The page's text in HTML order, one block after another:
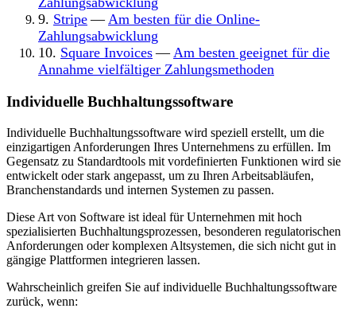
9. Stripe —Am besten für die Online-
Zahlungsabwicklung
10. Square Invoices —Am besten geeignet für die
Annahme vielfältiger Zahlungsmethoden
Individuelle Buchhaltungssoftware
Individuelle Buchhaltungssoftware wird speziell erstellt, um die
einzigartigen Anforderungen Ihres Unternehmens zu erfüllen. Im
Gegensatz zu Standardtools mit vordefinierten Funktionen wird sie
entwickelt oder stark angepasst, um zu Ihren Arbeitsabläufen,
Branchenstandards und internen Systemen zu passen.
Diese Art von Software ist ideal für Unternehmen mit hoch
spezialisierten Buchhaltungsprozessen, besonderen regulatorischen
Anforderungen oder komplexen Altsystemen, die sich nicht gut in
gängige Plattformen integrieren lassen.
Wahrscheinlich greifen Sie auf individuelle Buchhaltungssoftware
zurück, wenn: